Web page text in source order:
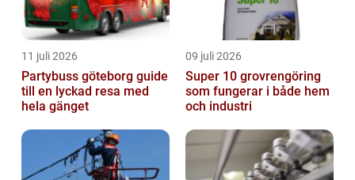
11 juli 2026
Partybuss göteborg guide
till en lyckad resa med
hela gänget
09 juli 2026
Super 10 grovrengöring
som fungerar i både hem
och industri